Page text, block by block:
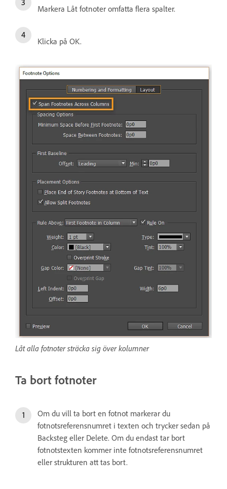
Markera Låt fotnoter omfatta flera spalter.
Klicka på OK.
Låt alla fotnoter sträcka sig över kolumner
Ta bort fotnoter
Om du vill ta bort en fotnot markerar du
fotnotsreferensnumret i texten och trycker sedan på
Backsteg eller Delete. Om du endast tar bort
fotnotstexten kommer inte fotnotsreferensnumret
eller strukturen att tas bort.